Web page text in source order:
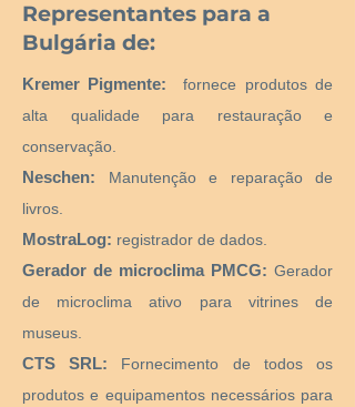
Representantes para a
Bulgária de:
Kremer Pigmente:
fornece produtos de
alta qualidade para restauração e
conservação.
Neschen:
Manutenção e reparação de
livros.
MostraLog: registrador de dados.
Gerador de microclima PMCG: Gerador
de microclima ativo para vitrines de
museus.
CTS SRL:
Fornecimento de todos os
produtos e equipamentos necessários para